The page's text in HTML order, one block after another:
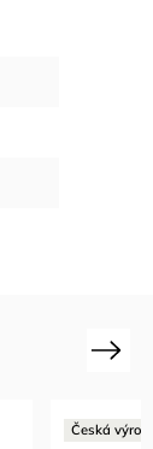
Česká
Next